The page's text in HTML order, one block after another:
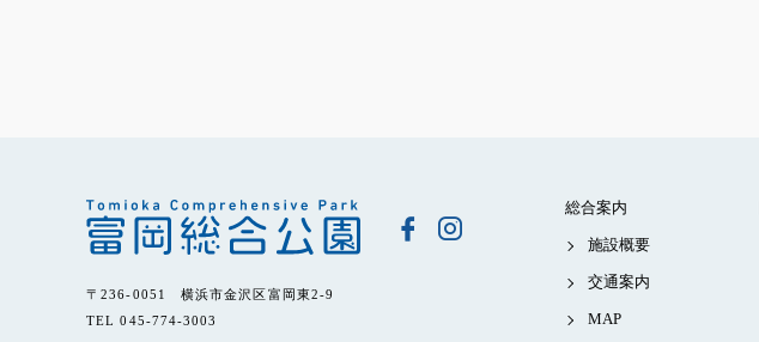
〒236-0051 横浜市金沢区富岡東2-9
TEL 045-774-3003
総合案内
施設概要
交通案内
MAP